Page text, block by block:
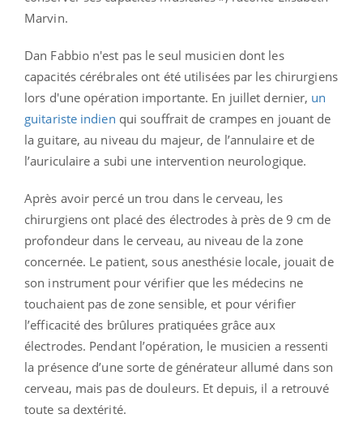
Marvin.
Dan Fabbio n'est pas le seul musicien dont les
capacités cérébrales ont été utilisées par les chirurgiens
lors d'une opération importante. En juillet dernier, un
guitariste indien qui souffrait de crampes en jouant de
la guitare, au niveau du majeur, de l’annulaire et de
l’auriculaire a subi une intervention neurologique.
Après avoir percé un trou dans le cerveau, les
chirurgiens ont placé des électrodes à près de 9 cm de
profondeur dans le cerveau, au niveau de la zone
concernée. Le patient, sous anesthésie locale, jouait de
son instrument pour vérifier que les médecins ne
touchaient pas de zone sensible, et pour vérifier
l’efficacité des brûlures pratiquées grâce aux
électrodes. Pendant l’opération, le musicien a ressenti
la présence d’une sorte de générateur allumé dans son
cerveau, mais pas de douleurs. Et depuis, il a retrouvé
toute sa dextérité.